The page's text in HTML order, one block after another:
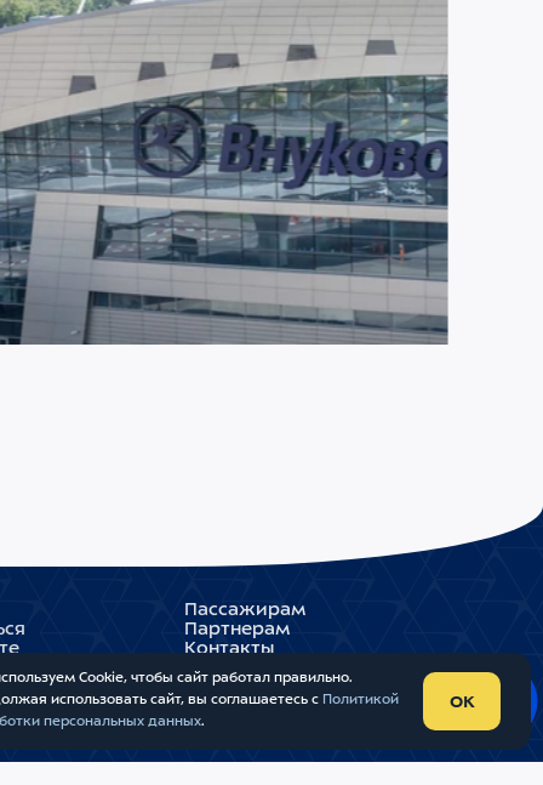
2026 2078
Внуково становится партнером
Шереметьево по управлению
Домодедово
Пассажирам
Партнерам
Контакты
Cookie, чтобы сайт работал правильно.
использовать сайт, вы соглашаетесь с
Политикой
персональных данных.
OK